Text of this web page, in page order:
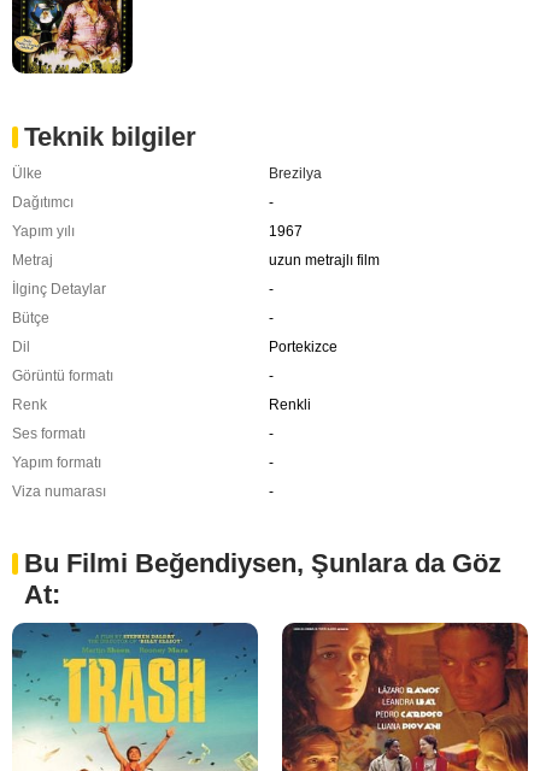
Teknik bilgiler
Ülke
Brezilya
Dağıtımcı
-
Yapım yılı
1967
Metraj
uzun metrajlı film
İlginç Detaylar
-
Bütçe
-
Dil
Portekizce
Görüntü formatı
-
Renk
Renkli
Ses formatı
-
Yapım formatı
-
Viza numarası
-
Bu Filmi Beğendiysen, Şunlara da Göz
At: